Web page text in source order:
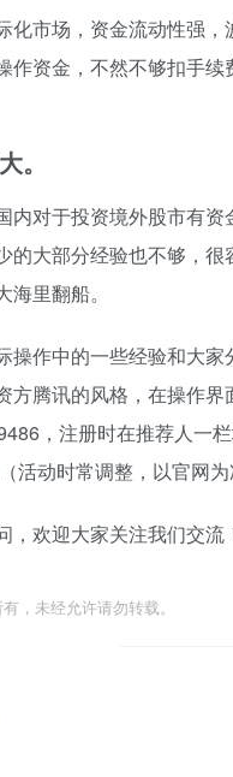
化市场，资金流动性强
作资金，不然不够扣手
。
内对于投资境外股市有
的大部分经验也不够，
里翻船。
操作中的一些经验和大
方腾讯的风格，在操作
，注册时在推荐人一
活动时常调整，以官网为
，欢迎大家关注我们交流
，未经允许请勿转载。